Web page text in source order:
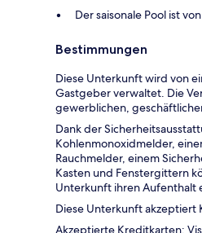
Der saisonale Pool ist
Bestimmungen
Diese Unterkunft wird von
Gastgeber verwaltet. Die
gewerblichen,
Dank der
Kohlenmonoxidmelder,
Rauchmelder, einem
Kasten und Fenstergittern
Unterkunft ihren Aufenthalt
Diese Unterkunft akzeptiert
Akzeptierte Kreditkarten: